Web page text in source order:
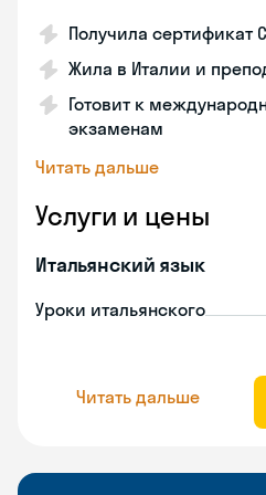
Получила сертификат
Жила в Италии и
Готовит к
экзаменам
Читать дальше
Услуги и цены
Итальянский язык
Уроки итальянского
Читать дальше